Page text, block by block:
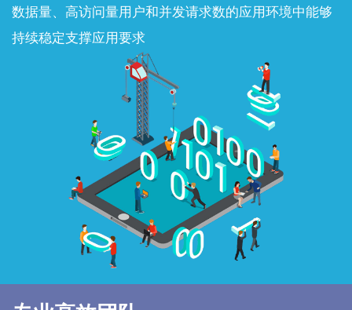
数据量、高访问量用户和并发请求数的应用环境中能够
持续稳定支撑应用要求